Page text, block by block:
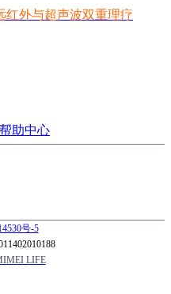
红外与超声波双重理疗
帮助中心
号-5
LIFE